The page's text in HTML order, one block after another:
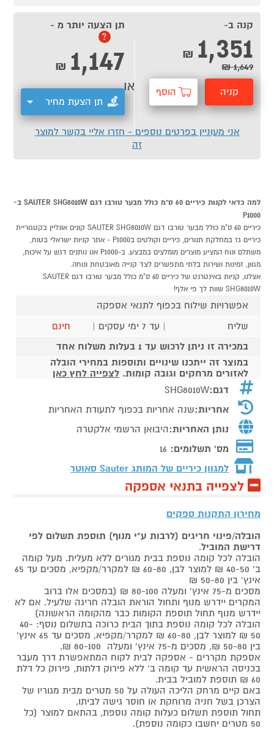
קנה ב-
1,351
₪
1,649 ₪
קניה הוסף
תן הצעה יותר מ -
?
1,147
₪
תן הצעת מחיר
או
אני מעוניין בפרטים נוספים - חזרו אליי בקשר למוצר
זה
למה כדאי לקנות כיריים 60 ס"מ כולל מבער טורבו דגם SAUTER SHG8010W ב-
P1000
כיריים 60 ס"מ כולל מבער טורבו דגם SAUTER SHG8010W קונים אונליין בקטגוריית
כיריים גז במחלקת תנורים, כיריים וקולטים בP1000 - אתר קניות ישראלי בטוח,
משתלם ונוח המציע מוצרים מומלצים במבצע. ב-P1000 אנו נותנים דגש על איכות,
מגוון, זמינות ושירות בלתי מתפשרים לצד קנייה מאובטחת ונוחה.
אצלנו, קניות באינטרנט של כיריים 60 ס"מ כולל מבער טורבו דגם SAUTER
SHG8010W שוות לך פי אלף!
אפשרויות שילוח בכפוף לתנאי אספקה
שליח
| עד 7 ימי עסקים |
חינם
במכירה זו ניתן לרכוש עד 1 בעלות משלוח אחד
במוצר זה ייתכנו שינויים ותוספות במחירי הובלה
לאזורים מרחקים וגובה קומות. לצפייה לחץ כאן
דגם:SHG8010W
אחריות:שנה אחריות בכפוף לתעודת האחריות
נותן האחריות:היבואן הרשמי אלקטרה
מס' תשלומים: 16
למגוון כיריים של המותג Sauter סאוטר
לצפייה בתנאי אספקה
מחירון התקנות ספקים
הובלה/פינוי חריגים (לרבות ע"י מנוף) תוספת תשלום לפי
דרישת המוביל.
הובלה לכל קומה נוספת בבית מגורים ללא מעלית. מעל קומה
ב' 40-50 ₪ למוצר לבן, 60-80 ₪ למקרר/מקפיא, מסכים עד 65
אינץ' בין 50-80 ₪
מסכים מ-75 אינץ' ומעלה 80-100 ₪ (במסכים אלו ברוב
המקרים יידרש מנוף ותחול הוראת הובלה חריגה שלעיל. אם לא
יידרש מנוף תחול תוספת הקומות כבר מהקומה הראשונה)
הובלה לכל קומה נוספת בתוך הבית כרוכה בתשלום נוסף: 40-
50 ₪ למוצר לבן, 60-80 ₪ למקרר/מקפיא, מסכים עד 65 אינץ'
בין 50-80 ₪, מסכים מ-75 אינץ' ומעלה 80-100 ₪.
אספקת מקררים - אספקה לבית לקוח המתאפשרת דרך מעבר
בכניסה הראשית עד קומה ב' ללא פירוק דלתות, פירוק כל דלת
60 ₪ תוספת למוביל בבית.
באם קיים מרחק הליכה העולה על 50 מטרים מבית מגוריו של
הצרכן בשל חניה מרוחקת או חוסר גישה לביתו,
תחול תוספת תשלום כעלות קומה נוספת, בהתאם למוצר (כל
50 מטרים יחשבו כקומה נוספת).